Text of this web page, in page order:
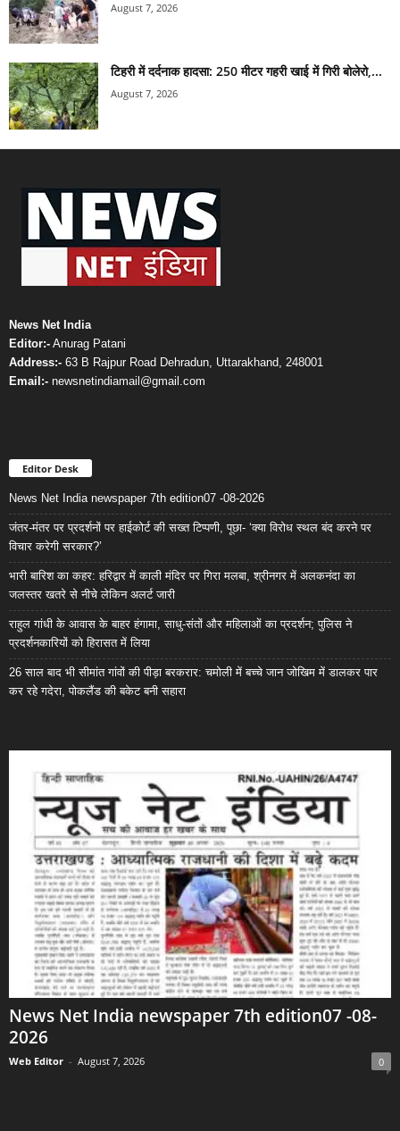
August 7, 2026
टिहरी में दर्दनाक हादसा: 250 मीटर गहरी खाई में गिरी बोलेरो,...
August 7, 2026
News Net India
Editor:- Anurag Patani
Address:- 63 B Rajpur Road Dehradun, Uttarakhand, 248001
Email:- newsnetindiamail@gmail.com
Editor Desk
News Net India newspaper 7th edition07 -08-2026
जंतर-मंतर पर प्रदर्शनों पर हाईकोर्ट की सख्त टिप्पणी, पूछा- ‘क्या विरोध स्थल बंद करने पर
विचार करेगी सरकार?’
भारी बारिश का कहर: हरिद्वार में काली मंदिर पर गिरा मलबा, श्रीनगर में अलकनंदा का
जलस्तर खतरे से नीचे लेकिन अलर्ट जारी
राहुल गांधी के आवास के बाहर हंगामा, साधु-संतों और महिलाओं का प्रदर्शन; पुलिस ने
प्रदर्शनकारियों को हिरासत में लिया
26 साल बाद भी सीमांत गांवों की पीड़ा बरकरार: चमोली में बच्चे जान जोखिम में डालकर पार
कर रहे गदेरा, पोकलैंड की बकेट बनी सहारा
News Net India newspaper 7th edition07 -08-
2026
Web Editor - August 7, 2026 0